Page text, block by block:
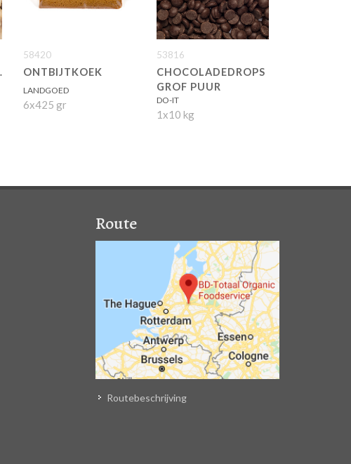
58420
ONTBIJTKOEK
LANDGOED
6x425 gr
53816
CHOCOLADEDROPS
GROF PUUR
DO-IT
1x10 kg
Route
Routebeschrijving